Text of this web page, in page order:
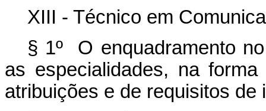
XIII - Técnico em
§ 1º O enquadramento
as especialidades, na
atribuições e de requisitos de